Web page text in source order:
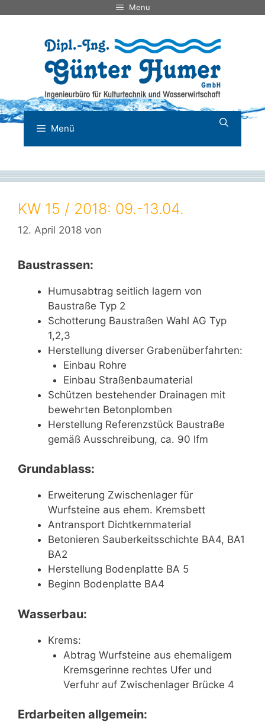
Menu
Menü
KW 15 / 2018: 09.-13.04.
12. April 2018 von
Baustrassen:
Humusabtrag seitlich lagern von
Baustraße Typ 2
Schotterung Baustraßen Wahl AG Typ
1,2,3
Herstellung diverser Grabenüberfahrten:
Einbau Rohre
Einbau Straßenbaumaterial
Schützen bestehender Drainagen mit
bewehrten Betonplomben
Herstellung Referenzstück Baustraße
gemäß Ausschreibung, ca. 90 lfm
Grundablass:
Erweiterung Zwischenlager für
Wurfsteine aus ehem. Kremsbett
Antransport Dichtkernmaterial
Betonieren Sauberkeitsschichte BA4, BA1
BA2
Herstellung Bodenplatte BA 5
Beginn Bodenplatte BA4
Wasserbau:
Krems:
Abtrag Wurfsteine aus ehemaligem
Kremsgerinne rechtes Ufer und
Verfuhr auf Zwischenlager Brücke 4
Erdarbeiten allgemein: